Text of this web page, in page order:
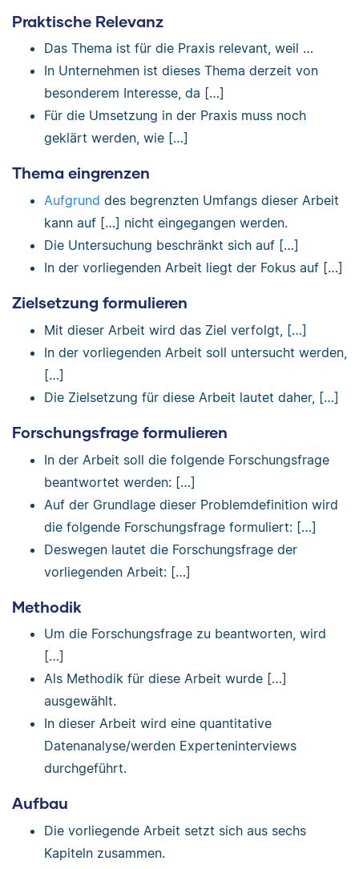
Praktische Relevanz
Das Thema ist für die Praxis relevant, weil …
In Unternehmen ist dieses Thema derzeit von
besonderem Interesse, da […]
Für die Umsetzung in der Praxis muss noch
geklärt werden, wie […]
Thema eingrenzen
Aufgrund des begrenzten Umfangs dieser Arbeit
kann auf […] nicht eingegangen werden.
Die Untersuchung beschränkt sich auf […]
In der vorliegenden Arbeit liegt der Fokus auf […]
Zielsetzung formulieren
Mit dieser Arbeit wird das Ziel verfolgt, […]
In der vorliegenden Arbeit soll untersucht werden,
[…]
Die Zielsetzung für diese Arbeit lautet daher, […]
Forschungsfrage formulieren
In der Arbeit soll die folgende Forschungsfrage
beantwortet werden: […]
Auf der Grundlage dieser Problemdefinition wird
die folgende Forschungsfrage formuliert: […]
Deswegen lautet die Forschungsfrage der
vorliegenden Arbeit: […]
Methodik
Um die Forschungsfrage zu beantworten, wird
[…]
Als Methodik für diese Arbeit wurde […]
ausgewählt.
In dieser Arbeit wird eine quantitative
Datenanalyse/werden Experteninterviews
durchgeführt.
Aufbau
Die vorliegende Arbeit setzt sich aus sechs
Kapiteln zusammen.